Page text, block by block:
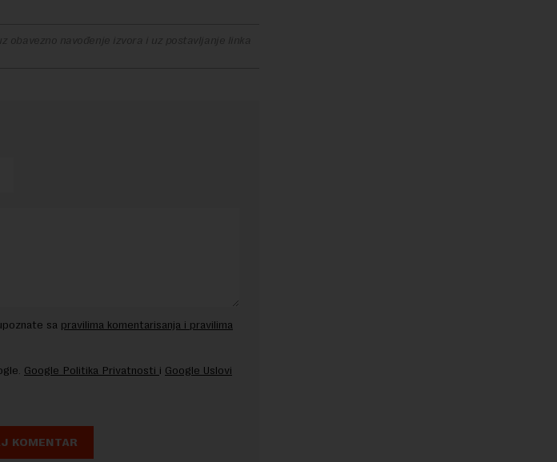
obavezno navođenje izvora i uz postavljanje linka
sa pravilima komentarisanja i pravilima
Google Politika Privatnosti i Google Uslovi